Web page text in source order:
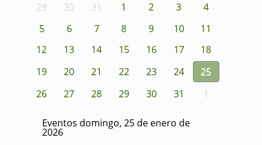
29 30 31 1 2 3
4
5
6 7 8 9 10
11
12
13 14 15 16 17
18
19
20 21 22 23 24
25
26
27 28 29 30 31 1
Eventos domingo, 25 de enero de
2026